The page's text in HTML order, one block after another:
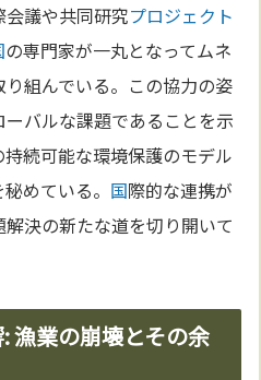
会議や共同研究プロジェクト
の専門家が一丸となってムネ
組んでいる。この協力の姿
バルな課題であることを示
持続可能な環境保護のモデル
めている。 国際的な連携が
決の新たな道を切り開いて
漁業の崩壊とその余